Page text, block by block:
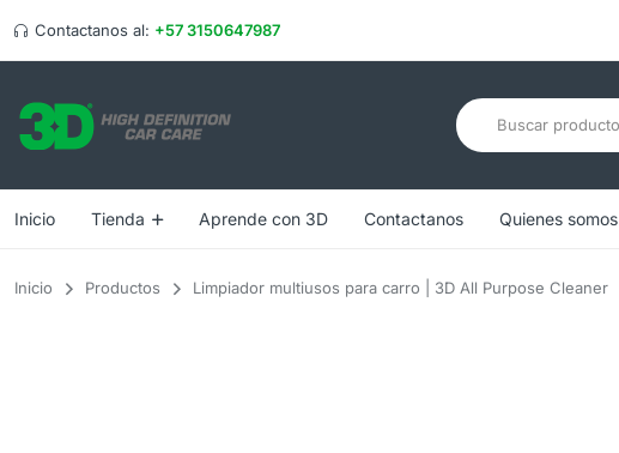
Contactanos al: +57 3150647987
Inicio Tienda Aprende con 3D Contactanos Quienes somos
Inicio Productos Limpiador multiusos para carro | 3D All Purpose Cleaner